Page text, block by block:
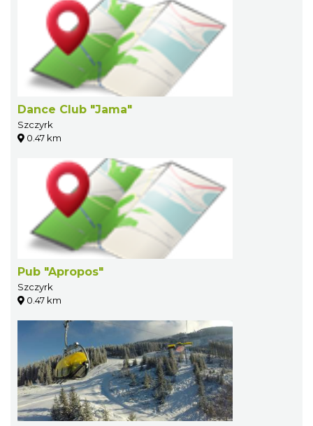
Dance Club "Jama"
Szczyrk
0.47 km
Pub "Apropos"
Szczyrk
0.47 km